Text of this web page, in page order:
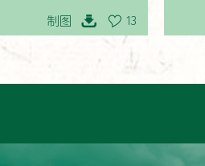
金》
制图 13